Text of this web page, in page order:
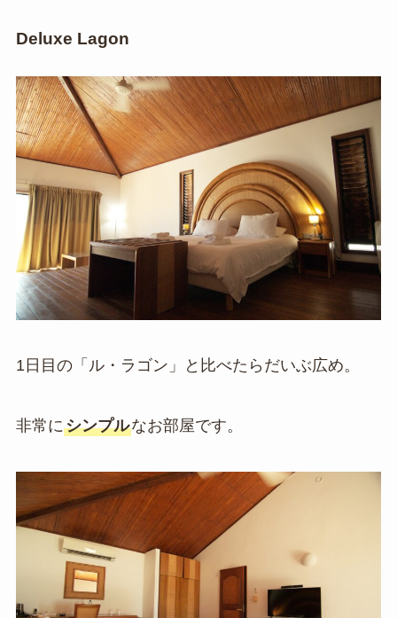
Deluxe Lagon
1日目の「ル・ラゴン」と比べたらだいぶ広め。
非常にシンプルなお部屋です。